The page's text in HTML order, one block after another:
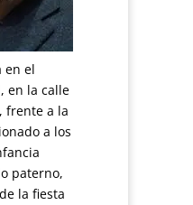
en el
en la calle
frente a la
a los
paterno,
la fiesta